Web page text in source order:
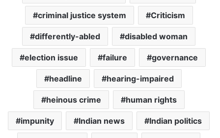
criminal justice system Criticism
differently-abled disabled woman
election issue failure governance
headline hearing-impaired
heinous crime human rights
impunity Indian news Indian politics